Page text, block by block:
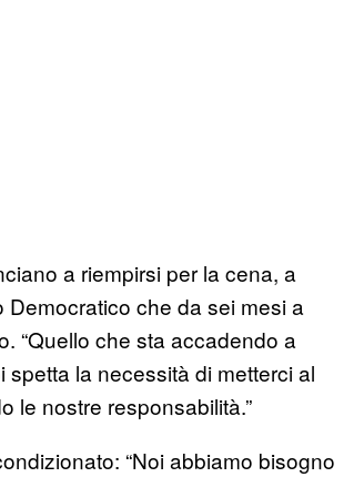
a riempirsi per la cena, a
che da sei mesi a
“Quello che sta accadendo a
spetta la necessità di metterci al
le nostre responsabilità.”
“Noi abbiamo bisogno